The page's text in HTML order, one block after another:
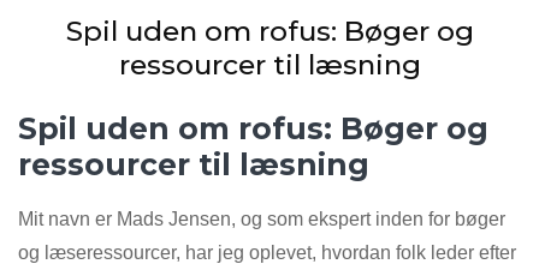
Spil uden om rofus: Bøger og
ressourcer til læsning
Spil uden om rofus: Bøger og
ressourcer til læsning
Mit navn er Mads Jensen, og som ekspert inden for bøger
og læseressourcer, har jeg oplevet, hvordan folk leder efter